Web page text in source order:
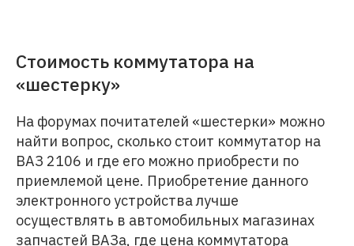
Стоимость коммутатора на
«шестерку»
На форумах почитателей «шестерки» можно
найти вопрос, сколько стоит коммутатор на
ВАЗ 2106 и где его можно приобрести по
приемлемой цене. Приобретение данного
электронного устройства лучше
осуществлять в автомобильных магазинах
запчастей ВАЗа, где цена коммутатора